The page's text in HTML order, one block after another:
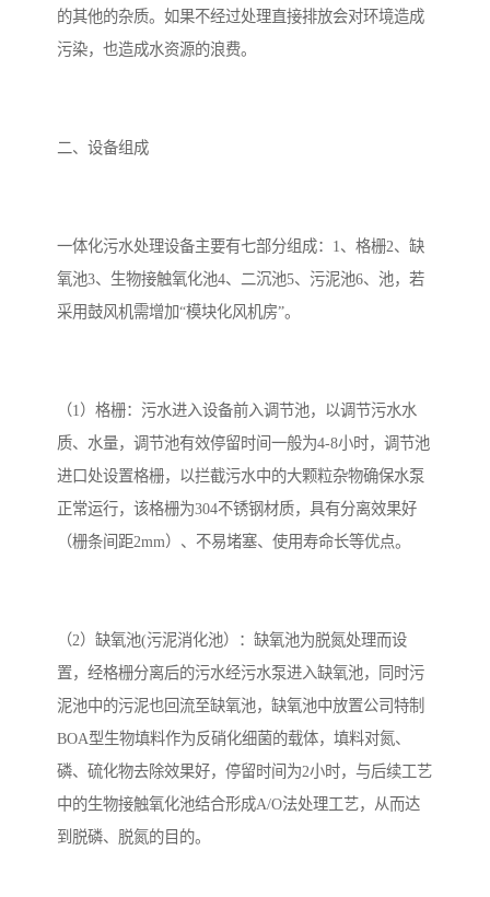
的其他的杂质。如果不经过处理直接排放会对环境造成
污染，也造成水资源的浪费。
二、设备组成
一体化污水处理设备主要有七部分组成：1、格栅2、缺
氧池3、生物接触氧化池4、二沉池5、污泥池6、池，若
采用鼓风机需增加“模块化风机房”。
（1）格栅：污水进入设备前入调节池，以调节污水水
质、水量，调节池有效停留时间一般为4-8小时，调节池
进口处设置格栅，以拦截污水中的大颗粒杂物确保水泵
正常运行，该格栅为304不锈钢材质，具有分离效果好
（栅条间距2mm）、不易堵塞、使用寿命长等优点。
（2）缺氧池(污泥消化池）：缺氧池为脱氮处理而设
置，经格栅分离后的污水经污水泵进入缺氧池，同时污
泥池中的污泥也回流至缺氧池，缺氧池中放置公司特制
BOA型生物填料作为反硝化细菌的载体，填料对氮、
磷、硫化物去除效果好，停留时间为2小时，与后续工艺
中的生物接触氧化池结合形成A/O法处理工艺，从而达
到脱磷、脱氮的目的。
生活污水处理设备
风景区生活一体化设备